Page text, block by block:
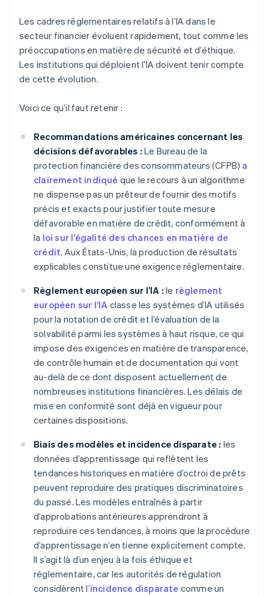
Les cadres réglementaires relatifs à l’IA dans le
secteur financier évoluent rapidement, tout comme les
préoccupations en matière de sécurité et d’éthique.
Les institutions qui déploient l’IA doivent tenir compte
de cette évolution.
Voici ce qu’il faut retenir :
Recommandations américaines concernant les
décisions défavorables : Le Bureau de la
protection financière des consommateurs (CFPB) a
clairement indiqué que le recours à un algorithme
ne dispense pas un prêteur de fournir des motifs
précis et exacts pour justifier toute mesure
défavorable en matière de crédit, conformément à
la loi sur l’égalité des chances en matière de
crédit. Aux États-Unis, la production de résultats
explicables constitue une exigence réglementaire.
Règlement européen sur l’IA : le règlement
européen sur l’IA classe les systèmes d’IA utilisés
pour la notation de crédit et l’évaluation de la
solvabilité parmi les systèmes à haut risque, ce qui
impose des exigences en matière de transparence,
de contrôle humain et de documentation qui vont
au-delà de ce dont disposent actuellement de
nombreuses institutions financières. Les délais de
mise en conformité sont déjà en vigueur pour
certaines dispositions.
Biais des modèles et incidence disparate : les
données d’apprentissage qui reflètent les
tendances historiques en matière d’octroi de prêts
peuvent reproduire des pratiques discriminatoires
du passé. Les modèles entraînés à partir
d’approbations antérieures apprendront à
reproduire ces tendances, à moins que la procédure
d’apprentissage n’en tienne explicitement compte.
Il s’agit là d’un enjeu à la fois éthique et
réglementaire, car les autorités de régulation
considèrent l’incidence disparate comme un